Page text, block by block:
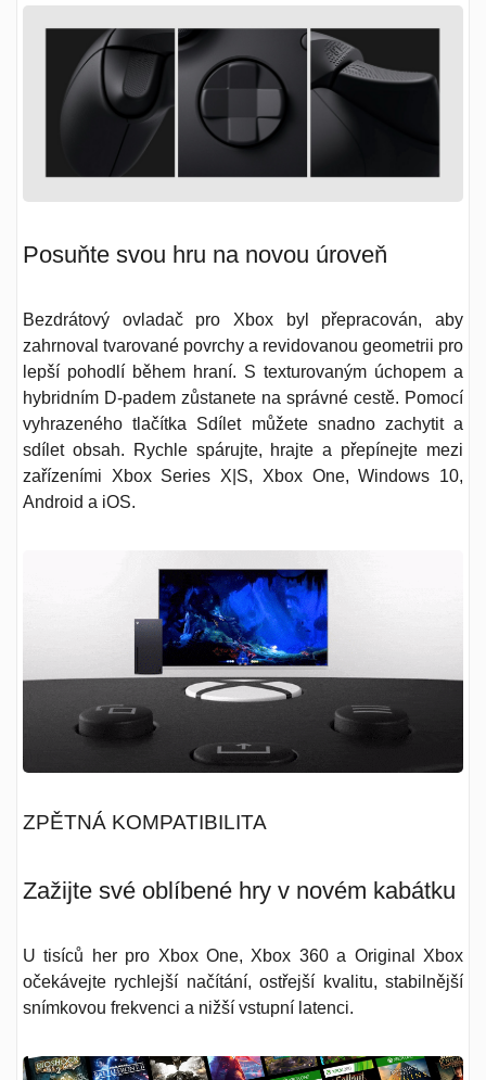
Posuňte svou hru na novou úroveň
Bezdrátový ovladač pro Xbox byl přepracován, aby
zahrnoval tvarované povrchy a revidovanou geometrii pro
lepší pohodlí během hraní. S texturovaným úchopem a
hybridním D-padem zůstanete na správné cestě. Pomocí
vyhrazeného tlačítka Sdílet můžete snadno zachytit a
sdílet obsah. Rychle spárujte, hrajte a přepínejte mezi
zařízeními Xbox Series X|S, Xbox One, Windows 10,
Android a iOS.
ZPĚTNÁ KOMPATIBILITA
Zažijte své oblíbené hry v novém kabátku
U tisíců her pro Xbox One, Xbox 360 a Original Xbox
očekávejte rychlejší načítání, ostřejší kvalitu, stabilnější
snímkovou frekvenci a nižší vstupní latenci.